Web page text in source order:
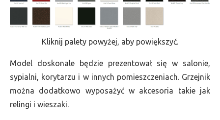
Kliknij palety powyżej, aby powiększyć.
Model doskonale będzie prezentował się w salonie,
sypialni, korytarzu i w innych pomieszczeniach. Grzejnik
można dodatkowo wyposażyć w akcesoria takie jak
relingi i wieszaki.